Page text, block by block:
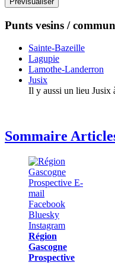
Punts vesins /
Sainte-Bazeille
Lagupie
Lamothe-Landerron
Jusix
Il y aussi un lieu
Sommaire
Région
Gascogne
Prospective